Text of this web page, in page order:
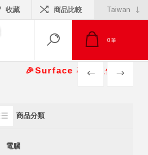
收藏 商品比較
0筆
🎉Surface 專案報價另有優惠折
PREV NEXT
商品分類
電腦